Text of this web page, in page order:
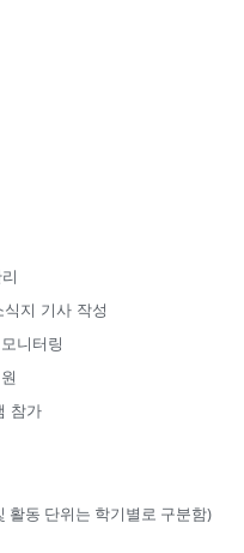
지 기사 작성
니터링
참가
활동 단위는 학기별로 구분함)